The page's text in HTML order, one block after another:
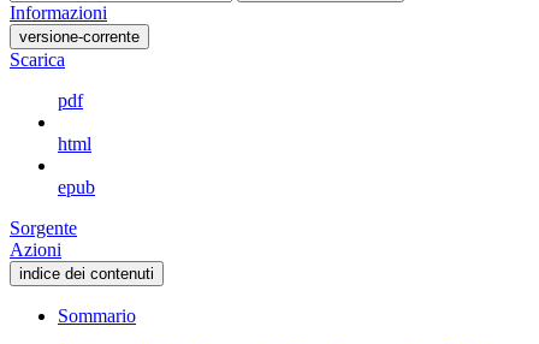
Informazioni
versione-corrente
Scarica
pdf
html
epub
Sorgente
Azioni
indice dei contenuti
Sommario